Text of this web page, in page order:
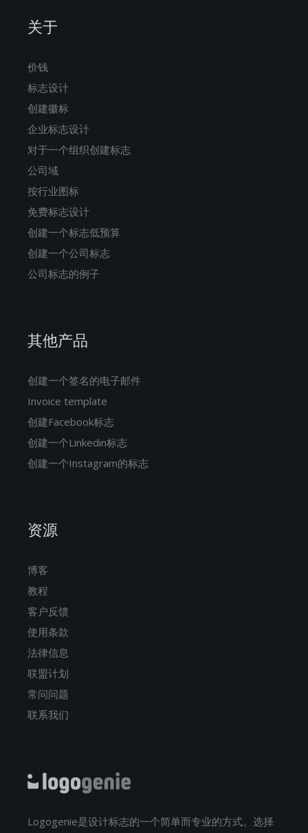
关于
价钱
标志设计
创建徽标
企业标志设计
对于一个组织创建标志
公司域
按行业图标
免费标志设计
创建一个标志低预算
创建一个公司标志
公司标志的例子
其他产品
创建一个签名的电子邮件
Invoice template
创建Facebook标志
创建一个Linkedin标志
创建一个Instagram的标志
资源
博客
教程
客户反馈
使用条款
法律信息
联盟计划
常问问题
联系我们
Logogenie是设计标志的一个简单而专业的方式。选择